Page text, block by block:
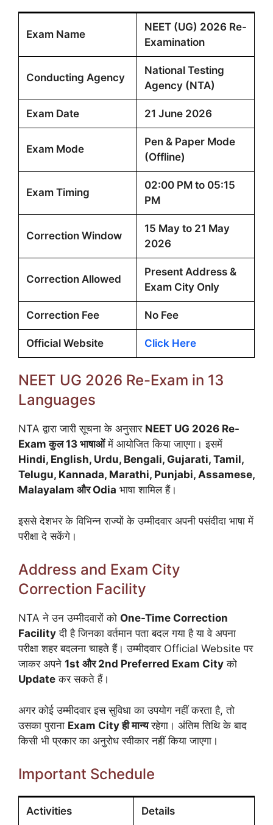
Exam Name
NEET (UG) 2026 Re-
Examination
Conducting Agency
National Testing
Agency (NTA)
Exam Date 21 June 2026
Exam Mode
Pen & Paper Mode
(Offline)
Exam Timing
02:00 PM to 05:15
PM
Correction Window
15 May to 21 May
2026
Correction Allowed
Present Address &
Exam City Only
Correction Fee No Fee
Official Website Click Here
NEET UG 2026 Re-Exam in 13
Languages
NTA द्वारा जारी सूचना के अनुसार NEET UG 2026 Re-
Exam कुल 13 भाषाओंमें आयोजित किया जाएगा। इसमें
Hindi, English, Urdu, Bengali, Gujarati, Tamil,
Telugu, Kannada, Marathi, Punjabi, Assamese,
Malayalam और Odia भाषा शामिल हैं।
इससे देशभर के विभिन्न राज्यों के उम्मीदवार अपनी पसंदीदा भाषा में
परीक्षा दे सकेंगे।
Address and Exam City
Correction Facility
NTA ने उन उम्मीदवारों को One-Time Correction
Facility दी है जिनका वर्तमान पता बदल गया है या वे अपना
परीक्षा शहर बदलना चाहते हैं। उम्मीदवार Official Website पर
जाकर अपने 1st और 2nd Preferred Exam City को
Update कर सकते हैं।
अगर कोई उम्मीदवार इस सुविधा का उपयोग नहीं करता है, तो
उसका पुराना Exam City ही मान्यरहेगा। अंतिम तिथि के बाद
किसी भी प्रकार का अनुरोध स्वीकार नहीं किया जाएगा।
Important Schedule
Activities Details